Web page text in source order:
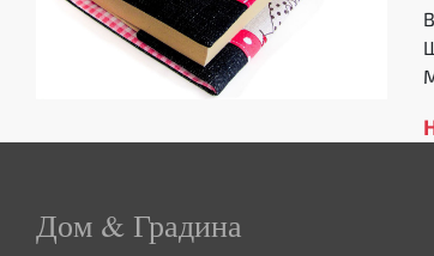
Дом & Градина